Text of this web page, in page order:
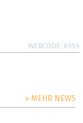
WEBCODE 6954
» MEHR NEWS